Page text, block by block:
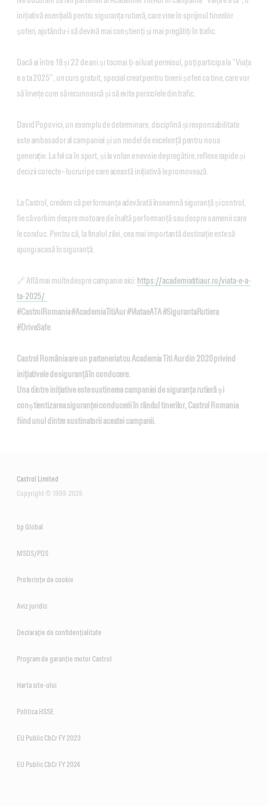
inițiativă esențială pentru siguranța rutieră, care vine în sprijinul tinerilor
șoferi, ajutându-i să devină mai conștienți și mai pregătiți în trafic.
Dacă ai între 18 și 22 de ani și tocmai ți-ai luat permisul, poți participa la "Viața
e a ta 2025", un curs gratuit, special creat pentru tinerii șoferi ca tine, care vor
să învețe cum să recunoască și să evite pericolele din trafic.
David Popovici, un exemplu de determinare, disciplină și responsabilitate
este ambasador al campaniei și un model de excelență pentru noua
generație. La fel ca în sport, și la volan e nevoie de pregătire, reflexe rapide și
decizii corecte – lucruri pe care această inițiativă le promovează.
La Castrol, credem că performanța adevărată înseamnă siguranță și control,
fie că vorbim despre motoare de înaltă performanță sau despre oamenii care
le conduc. Pentru că, la finalul zilei, cea mai importantă destinație este să
ajungi acasă în siguranță.
🔗 Află mai multe despre campanie aici: https://academiatitiaur.ro/viata-e-a-
ta-2025/
#CastrolRomania #AcademiaTitiAur #ViataeATA #SigurantaRutiera
#DriveSafe
Castrol România are un parteneriat cu Academia Titi Aur din 2020 privind
inițiativele de siguranță în conducere.
Una dintre inițiative este sustinerea campaniei de siguranța rutieră și
conștientizarea siguranței conducerii în rândul tinerilor, Castrol Romania
fiind unul dintre sustinatorii acestei campanii.
Castrol Limited
Copyright © 1999-2026
bp Global
MSDS/PDS
Preferințe de cookie
Aviz juridic
Declarație de confidențialitate
Program de garanție motor Castrol
Harta site-ului
Politica HSSE
EU Public CbCr FY 2023
EU Public CbCr FY 2024